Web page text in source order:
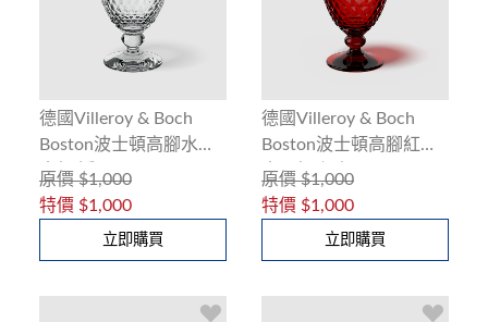
德國Villeroy & Boch
Boston波士頓高腳水晶
水杯(透明)250ml
原價 $1,000
特價 $1,000
立即購買
德國Villeroy & Boch
Boston波士頓高腳紅酒
水晶杯(紅色)200ml
原價 $1,000
特價 $1,000
立即購買